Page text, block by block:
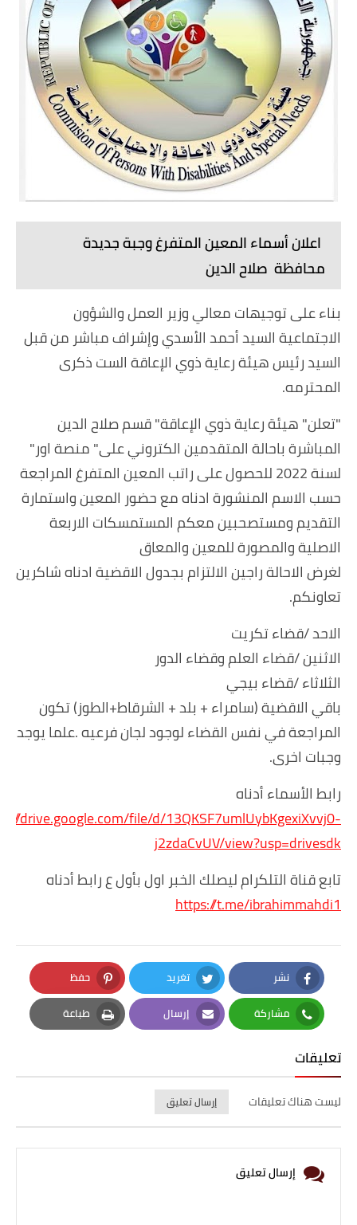
اعلان أسماء المعين المتفرغ وجبة جديدة
محافظة صلاح الدين
بناء على توجيهات معالي وزير العمل والشؤون
الاجتماعية السيد أحمد الأسدي وإشراف مباشر من قبل
السيد رئيس هيئة رعاية ذوي الإعاقة الست ذكرى
المحترمه.
"تعلن" هيئة رعاية ذوي الإعاقة" قسم صلاح الدين
المباشرة باحالة المتقدمين الكتروني على" منصة اور"
لسنة 2022 للحصول على راتب المعين المتفرغ المراجعة
حسب الاسم المنشورة ادناه مع حضور المعين واستمارة
التقديم ومستصحبين معكم المستمسكات الاربعة
الاصلية والمصورة للمعين والمعاق
لغرض الاحالة راجين الالتزام بجدول الاقضية ادناه شاكرين
تعاونكم.
الاحد /قضاء تكريت
الاثنين /قضاء العلم وقضاء الدور
الثلاثاء /قضاء بيجي
باقي الاقضية (سامراء + بلد + الشرقاط+الطوز) تكون
المراجعة في نفس القضاء لوجود لجان فرعيه .علما يوجد
وجبات اخرى.
رابط الأسماء أدناه
drive.google.com/file/d/13QKSF7umlUybKgexiXvvj0-
j2zdaCvUV/view?usp=drivesdk
تابع قناة التلكرام ليصلك الخبر اول بأول ع رابط أدناه
https://t.me/ibrahimmahdi1
نشر
Facebook
تغريد
Twitter
حفظ
Pinterest
مشاركة
Whatsapp
إرسال
Email
طباعة
Print
تعليقات
ليست هناك تعليقات إرسال تعليق
إرسال تعليق